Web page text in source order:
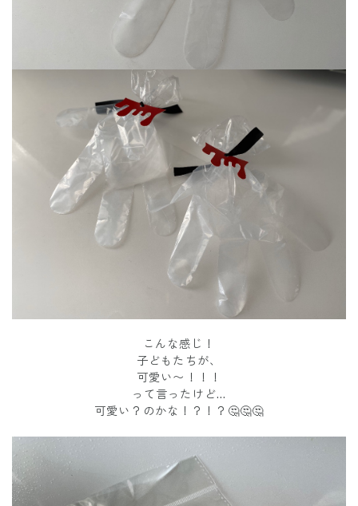
こんな感じ！
子どもたちが、
可愛い〜！！！
って言ったけど…
可愛い？のかな！？！？🤔🤔🤔